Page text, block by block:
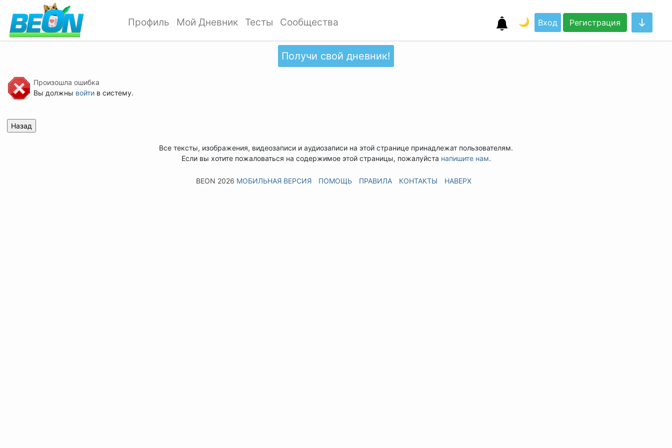
Профиль Мой Дневник Тесты Сообщества 🌙 Вход Регистрация
Получи свой дневник!
Произошла ошибка
Вы должны войтив систему.
Все тексты, изображения, видеозаписи и аудиозаписи на этой странице принадлежат пользователям.
Если вы хотите пожаловаться на содержимое этой страницы, пожалуйста напишите нам.
BEON 2026 МОБИЛЬНАЯ ВЕРСИЯ ПОМОЩЬ ПРАВИЛА КОНТАКТЫ НАВЕРХ